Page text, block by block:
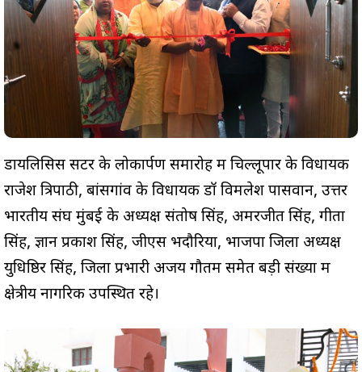
डायलिसिस सेंटर के लोकार्पण समारोह में चिल्लूपार के विधायक
राजेश त्रिपाठी, बांसगांव के विधायक डॉ विमलेश पासवान, उत्तर
भारतीय संघ मुंबई के अध्यक्ष संतोष सिंह, अमरजीत सिंह, गीता
सिंह, ज्ञान प्रकाश सिंह, जीएस भदौरिया, भाजपा जिला अध्यक्ष
युधिष्ठिर सिंह, जिला प्रभारी अजय गौतम समेत बड़ी संख्या में
क्षेत्रीय नागरिक उपस्थित रहे।